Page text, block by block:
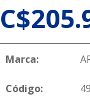
C$
Marca:
Código: